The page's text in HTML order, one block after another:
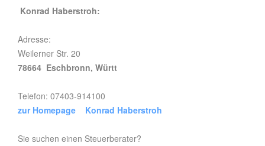
Konrad Haberstroh:
Adresse:
Weilerner Str. 20
78664 Eschbronn, Württ
Telefon: 07403-914100
zur Homepage Konrad Haberstroh
Sie suchen einen Steuerberater?